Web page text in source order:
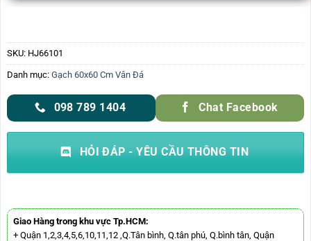
SKU: HJ66101
Danh mục: Gạch 60x60 Cm Vân Đá
098 789 1404 Chat Facebook
HỎI ĐÁP - YÊU CẦU THÔNG TIN
Giao Hàng trong khu vực Tp.HCM:
+ Quận 1,2,3,4,5,6,10,11,12 ,Q.Tân bình, Q.tân phú, Q.bình tân, Quận